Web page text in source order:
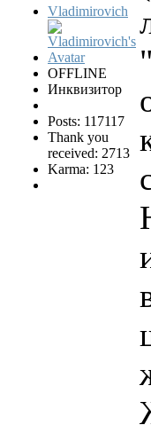
Vladimirovich
OFFLINE
Инквизитор
Posts: 117117
Thank you
received: 2713
Karma: 123